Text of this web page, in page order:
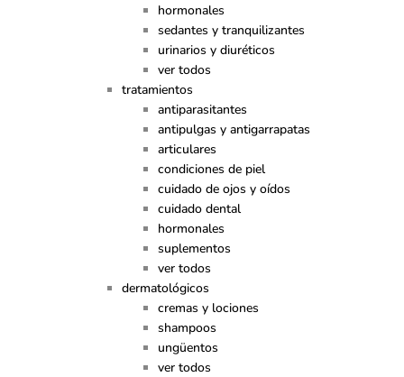
hormonales
sedantes y tranquilizantes
urinarios y diuréticos
ver todos
tratamientos
antiparasitantes
antipulgas y antigarrapatas
articulares
condiciones de piel
cuidado de ojos y oídos
cuidado dental
hormonales
suplementos
ver todos
dermatológicos
cremas y lociones
shampoos
ungüentos
ver todos